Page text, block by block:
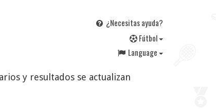
¿Necesitas ayuda?
Fútbol
Language
y resultados se actualizan